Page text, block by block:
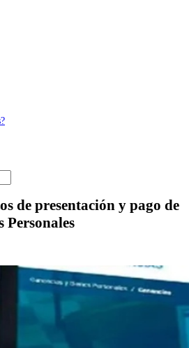
de presentación y pago de
Personales